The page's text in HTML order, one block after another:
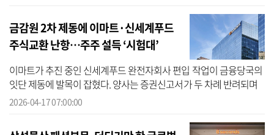
금감원 2차 제동에 이마트·신세계푸드
주식교환 난항…주주 설득 ‘시험대’
이마트가 추진 중인 신세계푸드 완전자회사 편입 작업이 금융당국의
잇단 제동에 발목이 잡혔다. 양사는 증권신고서가 두 차례 반려되며
주식교환 일정에도 차질이 불가피해졌다. 금융감독원이 교환비율의
2026-04-17 07:00:00